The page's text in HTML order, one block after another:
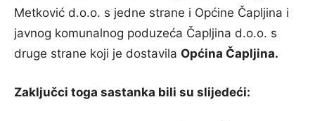
Metković d.o.o. s jedne strane i Općine Čapljina i
javnog komunalnog poduzeća Čapljina d.o.o. s
druge strane koji je dostavila Općina Čapljina.
Zaključci toga sastanka bili su slijedeći: